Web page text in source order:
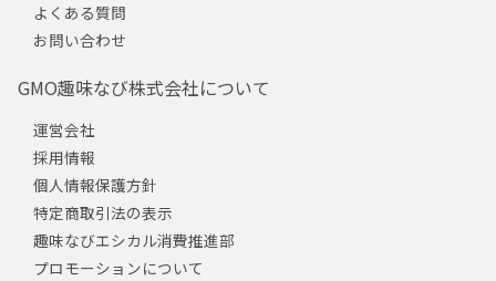
よくある質問
お問い合わせ
GMO趣味なび株式会社について
運営会社
採用情報
個人情報保護方針
特定商取引法の表示
趣味なびエシカル消費推進部
プロモーションについて